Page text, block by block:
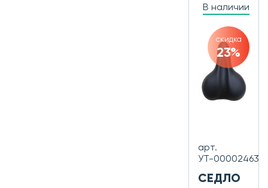
В наличии
скидка
23%
арт.
УТ-00002463
СЕДЛО